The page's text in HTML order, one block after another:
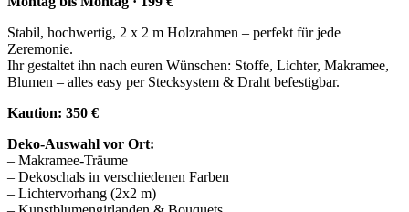
Stabil, hochwertig, 2 x 2 m Holzrahmen – perfekt für jede
Zeremonie.
Ihr gestaltet ihn nach euren Wünschen: Stoffe, Lichter, Makramee,
Blumen – alles easy per Stecksystem & Draht befestigbar.
Kaution: 350 €
Deko-Auswahl vor Ort:
– Makramee-Träume
– Dekoschals in verschiedenen Farben
– Lichtervorhang (2x2 m)